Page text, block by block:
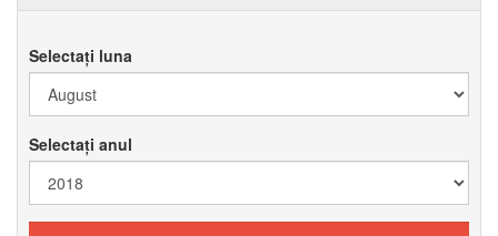
Selectați luna
Selectați anul